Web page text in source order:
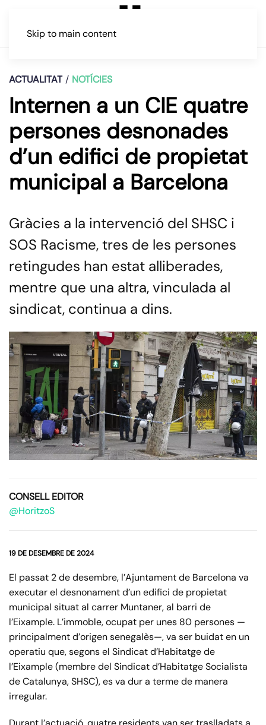
Skip to main content
ACTUALITAT NOTÍCIES
Internen a un CIE quatre
persones desnonades
d’un edifici de propietat
municipal a Barcelona
Gràcies a la intervenció del SHSC i
SOS Racisme, tres de les persones
retingudes han estat alliberades,
mentre que una altra, vinculada al
sindicat, continua a dins.
CONSELL EDITOR
@HoritzoS
19 DE DESEMBRE DE 2024
El passat 2 de desembre, l’Ajuntament de Barcelona va
executar el desnonament d’un edifici de propietat
municipal situat al carrer Muntaner, al barri de
l’Eixample. L’immoble, ocupat per unes 80 persones —
principalment d’origen senegalès—, va ser buidat en un
operatiu que, segons el Sindicat d’Habitatge de
l’Eixample (membre del Sindicat d’Habitatge Socialista
de Catalunya, SHSC), es va dur a terme de manera
irregular.